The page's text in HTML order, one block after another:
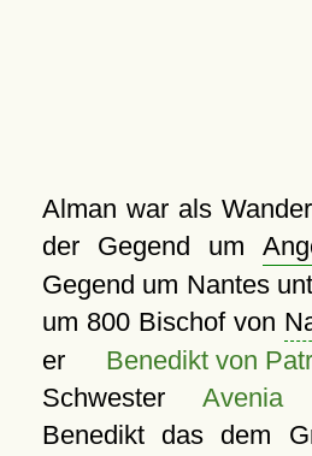
Alman war als
der Gegend um
Gegend um Nantes
um 800 Bischof von
er Benedikt von
Schwester Avenia
Benedikt das dem